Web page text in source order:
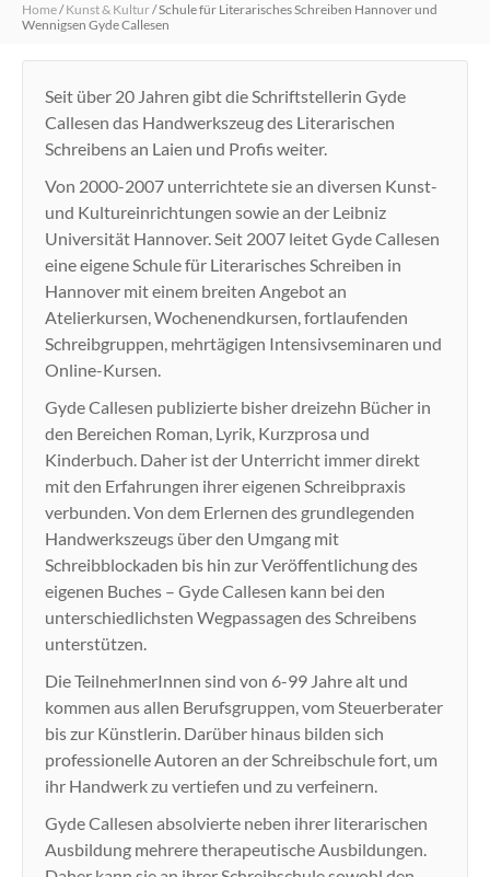
Home/Kunst & Kultur/Schule für Literarisches Schreiben Hannover und
Wennigsen Gyde Callesen
Seit über 20 Jahren gibt die Schriftstellerin Gyde
Callesen das Handwerkszeug des Literarischen
Schreibens an Laien und Profis weiter.
Von 2000-2007 unterrichtete sie an diversen Kunst-
und Kultureinrichtungen sowie an der Leibniz
Universität Hannover. Seit 2007 leitet Gyde Callesen
eine eigene Schule für Literarisches Schreiben in
Hannover mit einem breiten Angebot an
Atelierkursen, Wochenendkursen, fortlaufenden
Schreibgruppen, mehrtägigen Intensivseminaren und
Online-Kursen.
Gyde Callesen publizierte bisher dreizehn Bücher in
den Bereichen Roman, Lyrik, Kurzprosa und
Kinderbuch. Daher ist der Unterricht immer direkt
mit den Erfahrungen ihrer eigenen Schreibpraxis
verbunden. Von dem Erlernen des grundlegenden
Handwerkszeugs über den Umgang mit
Schreibblockaden bis hin zur Veröffentlichung des
eigenen Buches – Gyde Callesen kann bei den
unterschiedlichsten Wegpassagen des Schreibens
unterstützen.
Die TeilnehmerInnen sind von 6-99 Jahre alt und
kommen aus allen Berufsgruppen, vom Steuerberater
bis zur Künstlerin. Darüber hinaus bilden sich
professionelle Autoren an der Schreibschule fort, um
ihr Handwerk zu vertiefen und zu verfeinern.
Gyde Callesen absolvierte neben ihrer literarischen
Ausbildung mehrere therapeutische Ausbildungen.